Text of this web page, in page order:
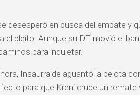
desesperó en busca del empate y
el pleito. Aunque su DT movió el
para inquietar.
Insaurralde aguantó la pelota
para que Kreni cruce un